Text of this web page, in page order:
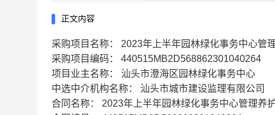
正文内容
采购项目名称： 2023年上半年园林绿化事务中心管
采购项目编码： 440515MB2D568862301040264
项目业主名称： 汕头市澄海区园林绿化事务中心
中选中介机构名称： 汕头市城市建设监理有限公司
合同名称： 2023年上半年园林绿化事务中心管理养